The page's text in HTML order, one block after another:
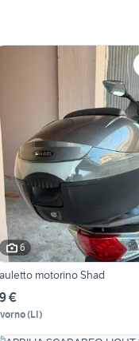
6
motorino Shad
€
(LI)